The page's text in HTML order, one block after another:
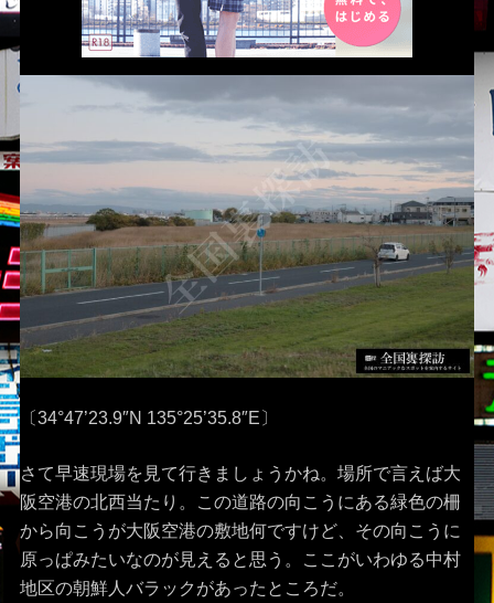
〔34°47’23.9″N 135°25’35.8″E〕
さて早速現場を見て行きましょうかね。場所で言えば大
阪空港の北西当たり。この道路の向こうにある緑色の柵
から向こうが大阪空港の敷地何ですけど、その向こうに
原っぱみたいなのが見えると思う。ここがいわゆる中村
地区の朝鮮人バラックがあったところだ。